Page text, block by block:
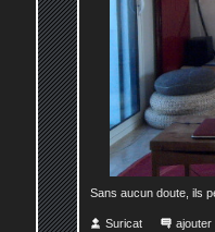
Sans aucun doute, ils
Suricat ajouter